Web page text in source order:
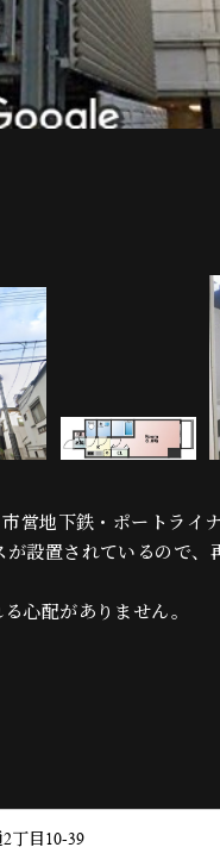
営地下鉄・ポートライ
設置されているので、
心配がありません。
丁目10-39